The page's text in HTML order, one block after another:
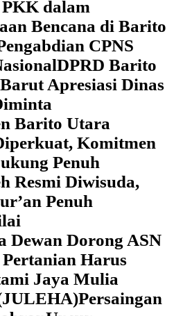
dalam
Bencana di Barito
CPNS
DPRD Barito
Apresiasi Dinas
Barito Utara
Komitmen
Penuh
Resmi Diwisuda,
Penuh
Dewan Dorong ASN
Harus
Jaya Mulia
Persaingan